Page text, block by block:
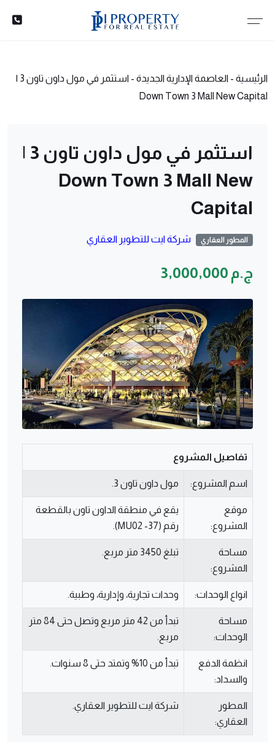
الرئيسية - العاصمة الإدارية الجديدة -
استثمر في مول داون تاون 3 |
Down Town 3 Mall New Capital
استثمر في مول داون تاون 3 |
Down Town 3 Mall New
Capital
المطور العقاري شركة ايت للتطوير العقاري
ج.م 3,000,000
تفاصيل المشروع
اسم المشروع: مول داون تاون 3.
موقع
المشروع:
يقع في منطقة الداون تاون بالقطعة
رقم (MU02 -37).
مساحة
المشروع:
تبلغ 3450 متر مربع.
انواع الوحدات: وحدات تجارية، وإدارية، وطبية.
مساحة
الوحدات:
تبدأ من 42 متر مربع وتصل حتى 84 متر
مربع.
انظمة الدفع
والسداد:
تبدأ من 10% وتمتد حتى 8 سنوات.
المطور
العقاري:
شركة ايت للتطوير العقاري.